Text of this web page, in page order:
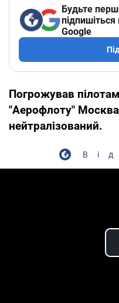
Будьте
Google
Погрожував
"Аерофлоту"
нейтралізований.